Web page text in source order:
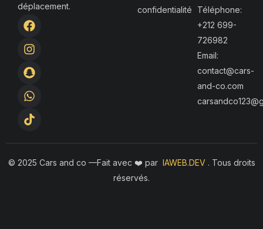
déplacement.
F
a
c
e
b
o
o
k
I
n
s
t
a
g
r
a
m
S
n
a
p
c
h
a
t
W
h
a
t
s
a
p
p
T
i
k
t
o
k
confidentialité
Téléphone:
+212 699-
726982
Email:
contact@cars-
and-co.com
© 2025 Cars and co —Fait avec ❤️ par IAWEB.DEV . Tous droits
réservés.